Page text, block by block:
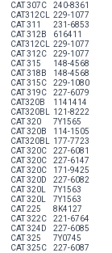
CAT 307C
240-8361
CAT312CL 229-1077
CAT 311
231-6853
CAT 312B
616411
CAT312CL 229-1077
CAT 312C
229-1077
CAT 315
148-4568
CAT 318B
148-4568
CAT 315C
229-1080
CAT 319C
227-6079
CAT320B
1141414
CAT320BL 121-8222
CAT 320
7Y1565
CAT 320B
114-1505
CAT320BL 177-7723
CAT 320C
227-6081
CAT 320C
227-6147
CAT 320C
171-9425
CAT 320D
227-6082
CAT 320L
7Y1563
CAT 320L
7Y1563
CAT 225
8K4127
CAT 322C
221-6764
CAT 324D
227-6085
CAT 325
7Y0745
CAT 325C
227-6087